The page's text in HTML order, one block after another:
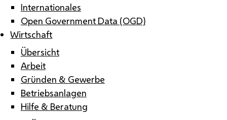
Internationales
Open Government Data (OGD)
Wirtschaft
Übersicht
Arbeit
Gründen & Gewerbe
Betriebsanlagen
Hilfe & Beratung